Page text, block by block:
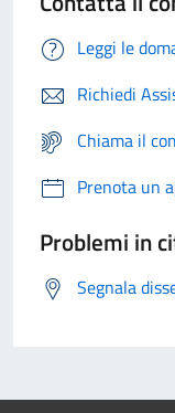
Leggi le
Richiedi
Chiama il
Prenota un
Problemi in
Segnala